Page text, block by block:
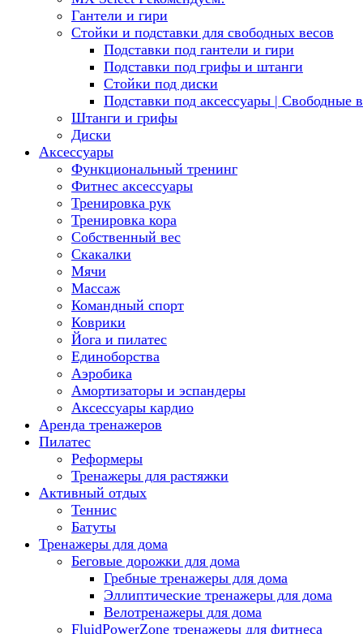
Гантели и гири
Стойки и подставки для свободных весов
Подставки под гантели и гири
Подставки под грифы и штанги
Стойки под диски
Подставки под аксессуары | Свободные
Штанги и грифы
Диски
Аксессуары
Функциональный тренинг
Фитнес аксессуары
Тренировка рук
Тренировка кора
Собственный вес
Скакалки
Мячи
Массаж
Командный спорт
Коврики
Йога и пилатес
Единоборства
Аэробика
Амортизаторы и эспандеры
Аксессуары кардио
Аренда тренажеров
Пилатес
Реформеры
Тренажеры для растяжки
Активный отдых
Теннис
Батуты
Тренажеры для дома
Беговые дорожки для дома
Гребные тренажеры для дома
Эллиптические тренажеры для дома
Велотренажеры для дома
FluidPowerZone тренажеры для фитнеса